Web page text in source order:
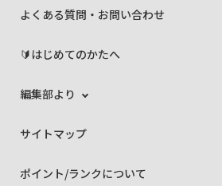
よくある質問・お問い合わせ
🔰はじめてのかたへ
編集部より
サイトマップ
ポイント/ランクについて